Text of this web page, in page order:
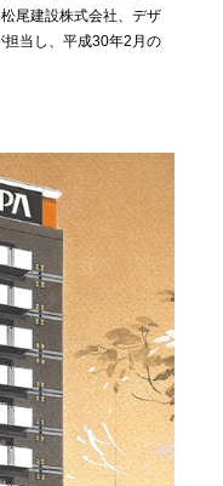
尾建設株式会社、デザ
当し、平成30年2月の